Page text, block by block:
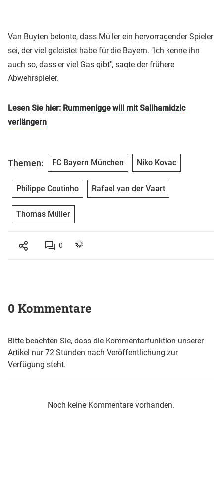
Van Buyten betonte, dass Müller ein hervorragender Spieler
sei, der viel geleistet habe für die Bayern. "Ich kenne ihn
auch so, dass er viel Gas gibt", sagte der frühere
Abwehrspieler.
Lesen Sie hier: Rummenigge will mit Salihamidzic
verlängern
Themen: FC Bayern München Niko Kovac
Philippe Coutinho Rafael van der Vaart
Thomas Müller
0
0 Kommentare
Bitte beachten Sie, dass die Kommentarfunktion unserer
Artikel nur 72 Stunden nach Veröffentlichung zur
Verfügung steht.
Noch keine Kommentare vorhanden.